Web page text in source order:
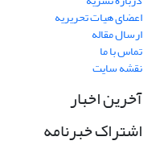
اعضای هیات تحریریه
ارسال مقاله
تماس با ما
نقشه سایت
آخرین اخبار
اشتراک خبرنامه